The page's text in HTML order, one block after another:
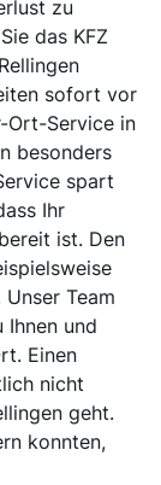
zu
das KFZ
sofort vor
Ort-Service in
besonders
spart
Ihr
ist. Den
Team
und
Einen
nicht
geht.
konnten,